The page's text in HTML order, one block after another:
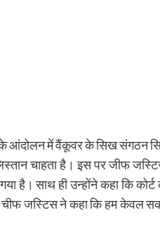
के आंदोलन में वैंकूवर के सिख संगठन
चाहता है। इस पर जीफ
है। साथ ही उन्होंने कहा कि
चीफ जस्टिस ने कहा कि हम केवल